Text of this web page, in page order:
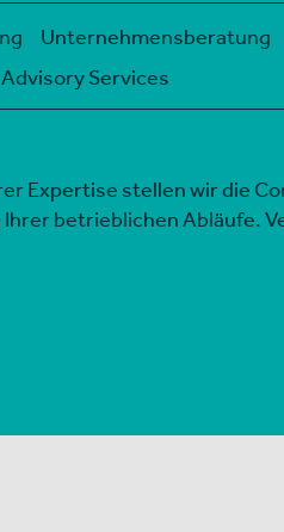
Unternehmensberatung
Services
Expertise stellen wir die
betrieblichen Abläufe.